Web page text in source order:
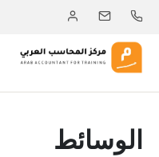
الوسائط